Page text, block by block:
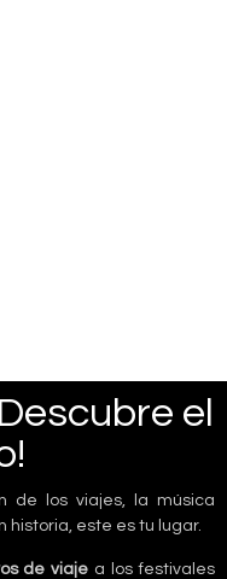
el
de los viajes, la música
historia, este es tu lugar.
de viaje a los festivales